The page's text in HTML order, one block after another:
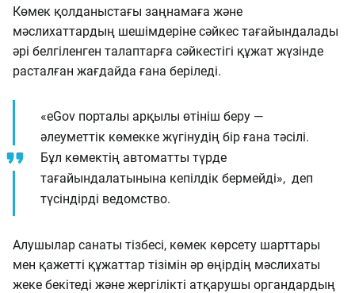
Көмек қолданыстағы заңнамаға және
мәслихаттардың шешімдеріне сәйкес тағайындалады
әрі белгіленген талаптарға сәйкестігі құжат жүзінде
расталған жағдайда ғана беріледі.
«eGov порталы арқылы өтініш беру —
әлеуметтік көмекке жүгінудің бір ғана тәсілі.
Бұл көмектің автоматты түрде
тағайындалатынына кепілдік бермейді», деп
түсіндірді ведомство.
Алушылар санаты тізбесі, көмек көрсету шарттары
мен қажетті құжаттар тізімін әр өңірдің мәслихаты
жеке бекітеді және жергілікті атқарушы органдардың